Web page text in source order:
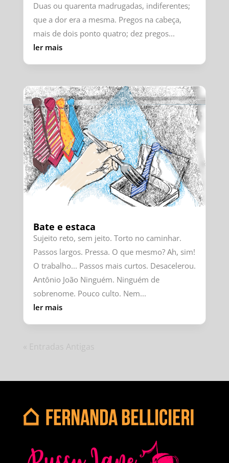
Duas ou quarenta madrugadas, indiferentes;
que a dor era a mesma. Pregos na cabeça,
mais de dois ponto quatro; dez pregos...
ler mais
Bate e estaca
Sujeito reto, sem jeito. Torto no caminhar.
Passos largos. Pressa. O que mesmo? Ah, sim!
O trabalho... Passos mais curtos. Desacelerou.
Antônio João Ninguém. Ninguém de
sobrenome. Pouco culto. Nem...
ler mais